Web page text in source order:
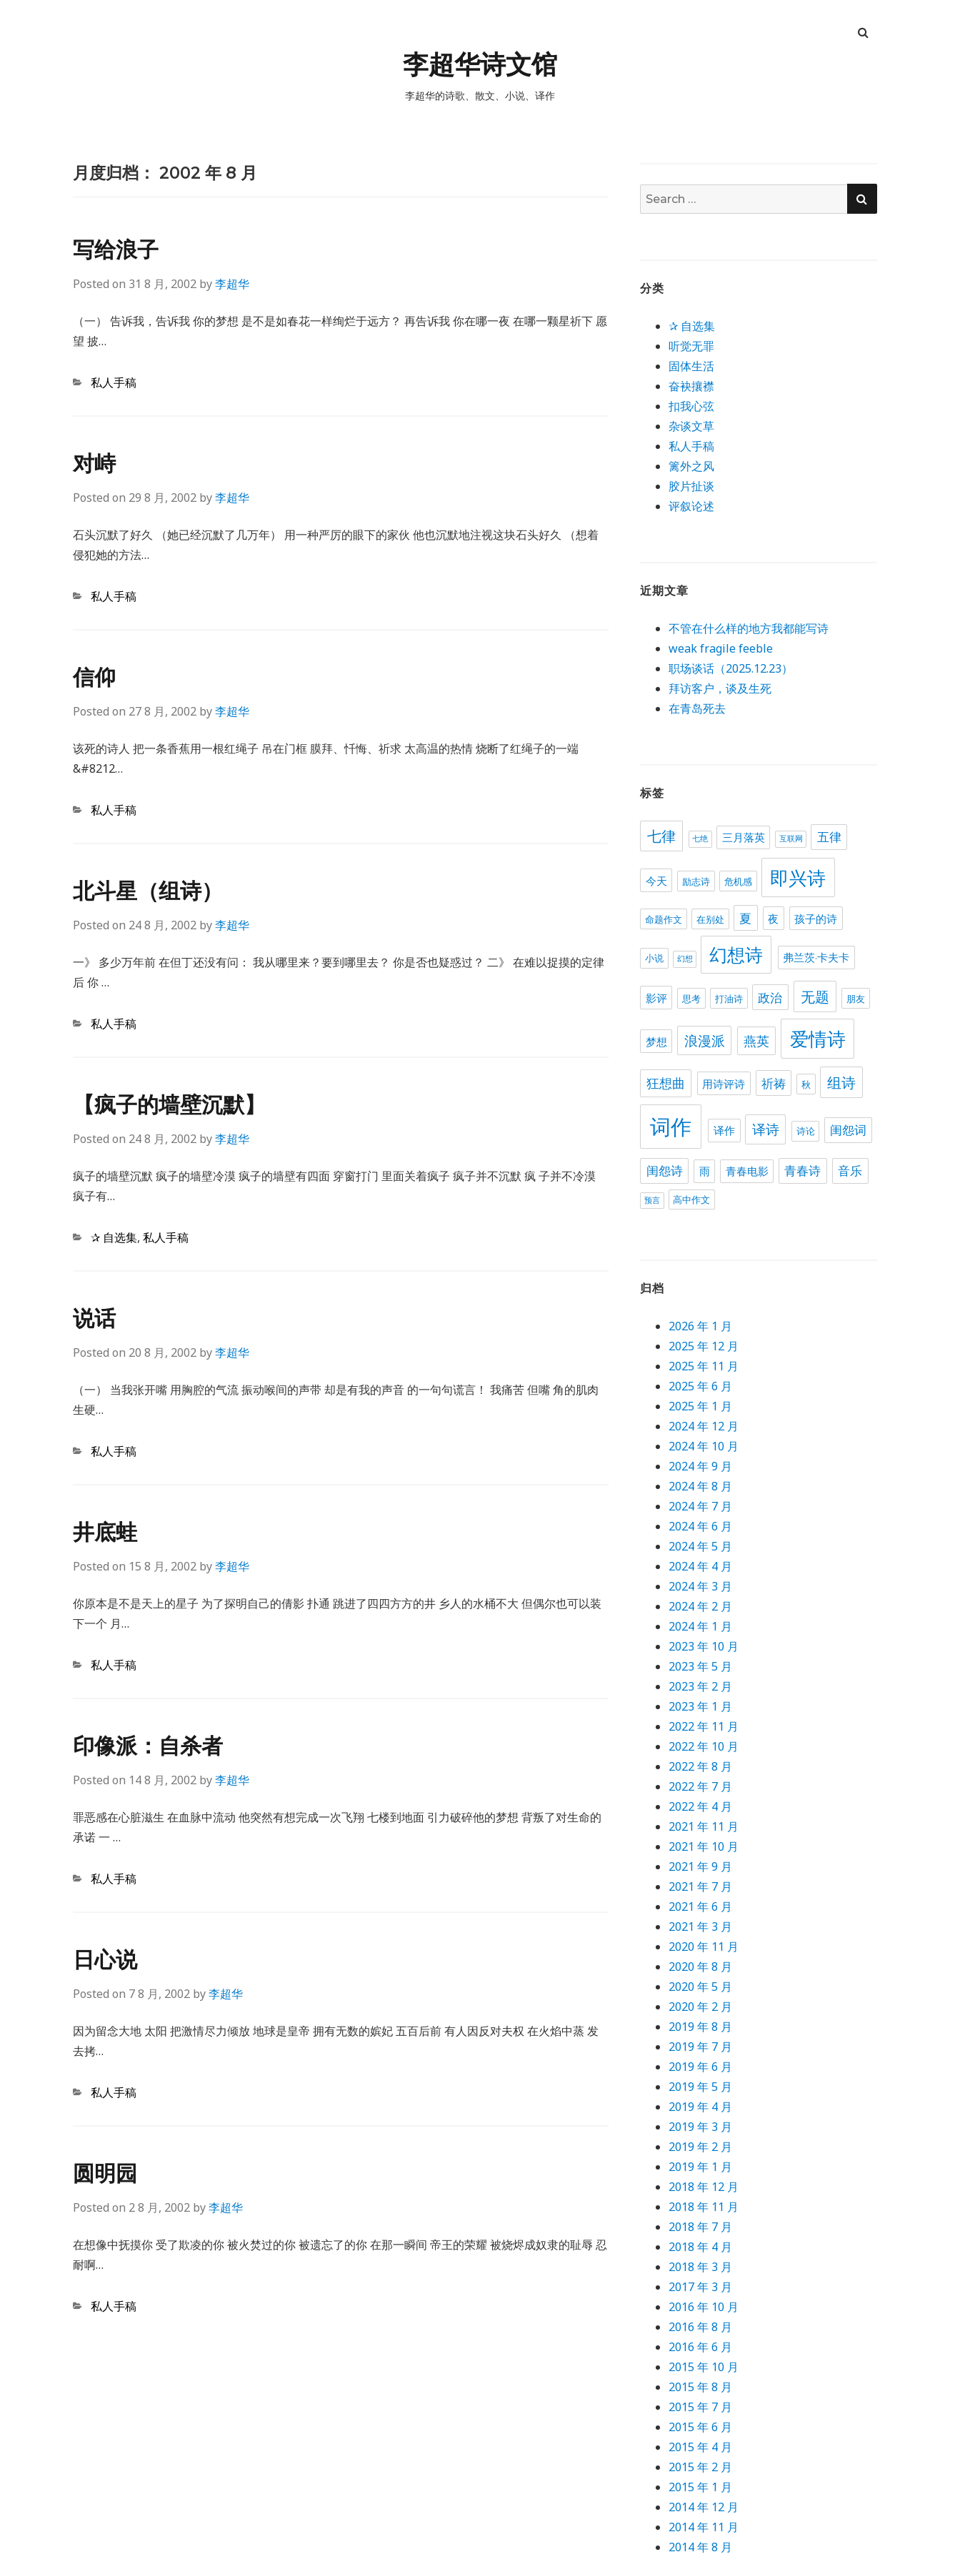
李超华诗文馆
李超华的诗歌、散文、小说、译作
月度归档： 2002 年 8 月
写给浪子
Posted on 31 8 月, 2002 by李超华
（一） 告诉我，告诉我 你的梦想 是不是如春花一样绚烂于远方？ 再告诉我 你在哪一夜 在哪一颗星祈下 愿
望 披…
Categories
私人手稿
对峙
Posted on 29 8 月, 2002 by李超华
石头沉默了好久 （她已经沉默了几万年） 用一种严厉的眼下的家伙 他也沉默地注视这块石头好久 （想着
侵犯她的方法…
Categories
私人手稿
信仰
Posted on 27 8 月, 2002 by李超华
该死的诗人 把一条香蕉用一根红绳子 吊在门框 膜拜、忏悔、祈求 太高温的热情 烧断了红绳子的一端
&#8212…
Categories
私人手稿
北斗星（组诗）
Posted on 24 8 月, 2002 by李超华
一》 多少万年前 在但丁还没有问： 我从哪里来？要到哪里去？ 你是否也疑惑过？ 二》 在难以捉摸的定律
后 你 …
Categories
私人手稿
【疯子的墙壁沉默】
Posted on 24 8 月, 2002 by李超华
疯子的墙壁沉默 疯子的墙壁冷漠 疯子的墙壁有四面 穿窗打门 里面关着疯子 疯子并不沉默 疯 子并不冷漠
疯子有…
Categories
✰ 自选集, 私人手稿
说话
Posted on 20 8 月, 2002 by李超华
（一） 当我张开嘴 用胸腔的气流 振动喉间的声带 却是有我的声音 的一句句谎言！ 我痛苦 但嘴 角的肌肉
生硬…
Categories
私人手稿
井底蛙
Posted on 15 8 月, 2002 by李超华
你原本是不是天上的星子 为了探明自己的倩影 扑通 跳进了四四方方的井 乡人的水桶不大 但偶尔也可以装
下一个 月…
Categories
私人手稿
印像派：自杀者
Posted on 14 8 月, 2002 by李超华
罪恶感在心脏滋生 在血脉中流动 他突然有想完成一次飞翔 七楼到地面 引力破碎他的梦想 背叛了对生命的
承诺 一 …
Categories
私人手稿
日心说
Posted on 7 8 月, 2002 by李超华
因为留念大地 太阳 把激情尽力倾放 地球是皇帝 拥有无数的嫔妃 五百后前 有人因反对夫权 在火焰中蒸 发
去拷…
Categories
私人手稿
圆明园
Posted on 2 8 月, 2002 by李超华
在想像中抚摸你 受了欺凌的你 被火焚过的你 被遗忘了的你 在那一瞬间 帝王的荣耀 被烧烬成奴隶的耻辱 忍
耐啊…
Categories
私人手稿
Search
for:
SEARCH
分类
✰ 自选集
听觉无罪
固体生活
奋袂攘襟
扣我心弦
杂谈文草
私人手稿
篱外之风
胶片扯谈
评叙论述
近期文章
不管在什么样的地方我都能写诗
weak fragile feeble
职场谈话（2025.12.23）
拜访客户，谈及生死
在青岛死去
标签
七律 七绝 三月落英 互联网 五律
今天 励志诗 危机感 即兴诗
命题作文 在别处 夏 夜 孩子的诗
小说 幻想 幻想诗 弗兰茨·卡夫卡
影评 思考 打油诗 政治 无题 朋友
梦想 浪漫派 燕英 爱情诗
狂想曲 用诗评诗 祈祷 秋 组诗
词作 译作 译诗 诗论 闺怨词
闺怨诗 雨 青春电影 青春诗 音乐
预言 高中作文
归档
2026 年 1 月
2025 年 12 月
2025 年 11 月
2025 年 6 月
2025 年 1 月
2024 年 12 月
2024 年 10 月
2024 年 9 月
2024 年 8 月
2024 年 7 月
2024 年 6 月
2024 年 5 月
2024 年 4 月
2024 年 3 月
2024 年 2 月
2024 年 1 月
2023 年 10 月
2023 年 5 月
2023 年 2 月
2023 年 1 月
2022 年 11 月
2022 年 10 月
2022 年 8 月
2022 年 7 月
2022 年 4 月
2021 年 11 月
2021 年 10 月
2021 年 9 月
2021 年 7 月
2021 年 6 月
2021 年 3 月
2020 年 11 月
2020 年 8 月
2020 年 5 月
2020 年 2 月
2019 年 8 月
2019 年 7 月
2019 年 6 月
2019 年 5 月
2019 年 4 月
2019 年 3 月
2019 年 2 月
2019 年 1 月
2018 年 12 月
2018 年 11 月
2018 年 7 月
2018 年 4 月
2018 年 3 月
2017 年 3 月
2016 年 10 月
2016 年 8 月
2016 年 6 月
2015 年 10 月
2015 年 8 月
2015 年 7 月
2015 年 6 月
2015 年 4 月
2015 年 2 月
2015 年 1 月
2014 年 12 月
2014 年 11 月
2014 年 8 月